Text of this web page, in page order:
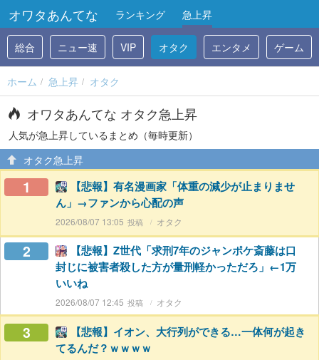
オワタあんてな ランキング 急上昇
総合 ニュー速 VIP オタク エンタメ ゲーム
ホーム 急上昇 オタク
オワタあんてな オタク急上昇
人気が急上昇しているまとめ（毎時更新）
オタク急上昇
1
【悲報】有名漫画家「体重の減少が止まりませ
ん」→ファンから心配の声
2026/08/07 13:05 オタク
2
【悲報】Z世代「求刑7年のジャンポケ斎藤は口
封じに被害者殺した方が量刑軽かっただろ」←1万
いいね
2026/08/07 12:45 オタク
3
【悲報】イオン、大行列ができる…一体何が起き
てるんだ？ｗｗｗｗ